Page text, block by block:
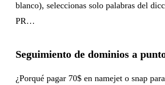
blanco), seleccionas solo palabras del
PR…
Seguimiento de dominios a
¿Porqué pagar 70$ en namejet o snap